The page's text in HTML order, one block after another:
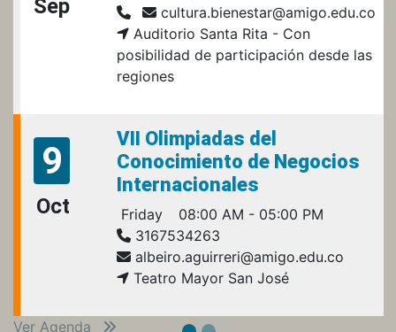
Sep
cultura.bienestar@amigo.edu.co
Auditorio Santa Rita - Con
posibilidad de participación desde las
regiones
9
Oct
VII Olimpiadas del
Conocimiento de Negocios
Internacionales
Friday
08:00 AM - 05:00 PM
3167534263
albeiro.aguirreri@amigo.edu.co
Teatro Mayor San José
Ver Agenda